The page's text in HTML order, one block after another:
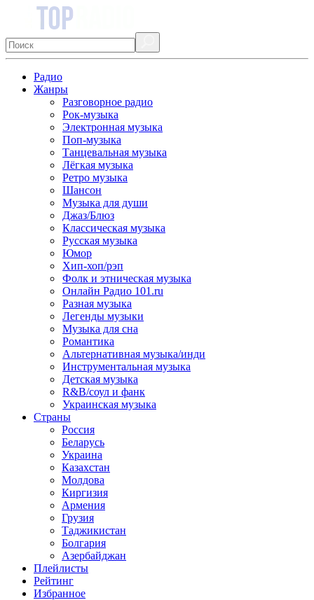
Радио
Жанры
Разговорное радио
Рок-музыка
Электронная музыка
Поп-музыка
Танцевальная музыка
Лёгкая музыка
Ретро музыка
Шансон
Музыка для души
Джаз/Блюз
Классическая музыка
Русская музыка
Юмор
Хип-хоп/рэп
Фолк и этническая музыка
Онлайн Радио 101.ru
Разная музыка
Легенды музыки
Музыка для сна
Романтика
Альтернативная музыка/инди
Инструментальная музыка
Детская музыка
R&B/cоул и фанк
Украинская музыка
Страны
Россия
Беларусь
Украина
Казахстан
Молдова
Киргизия
Армения
Грузия
Таджикистан
Болгария
Азербайджан
Плейлисты
Рейтинг
Избранное